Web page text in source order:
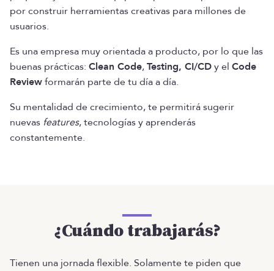
por construir herramientas creativas para millones de
usuarios.
Es una empresa muy orientada a producto, por lo que las
buenas prácticas: Clean Code,Testing, CI/CDy el Code
Reviewformarán parte de tu día a día.
Su mentalidad de crecimiento, te permitirá sugerir
nuevas features, tecnologías y aprenderás
constantemente.
¿Cuándo trabajarás?
Tienen una jornada flexible. Solamente te piden que